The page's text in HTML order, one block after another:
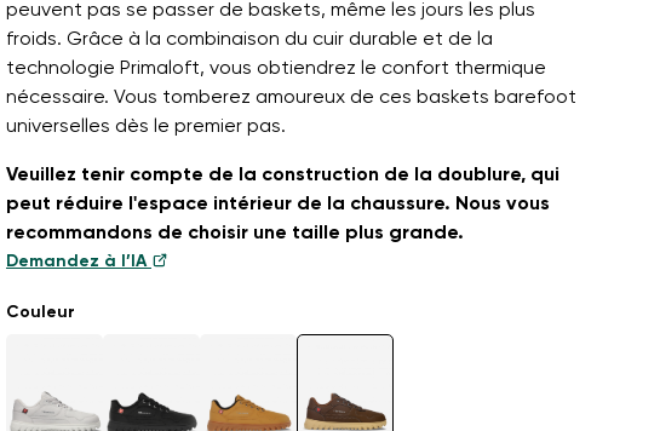
peuvent pas se passer de baskets, même les jours les plus
froids. Grâce à la combinaison du cuir durable et de la
technologie Primaloft, vous obtiendrez le confort thermique
nécessaire. Vous tomberez amoureux de ces baskets barefoot
universelles dès le premier pas.
Veuillez tenir compte de la construction de la doublure, qui
peut réduire l'espace intérieur de la chaussure. Nous vous
recommandons de choisir une taille plus grande.
Demandez à l’IA
Couleur